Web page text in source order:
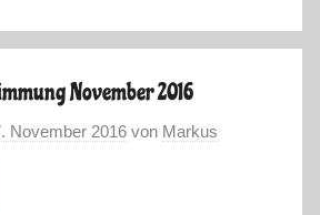
November 2016
November 2016 von Markus